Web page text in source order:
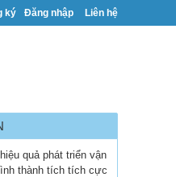
ký Đăng nhập Liên hệ
quả phát triển vận
thành tích tích cực